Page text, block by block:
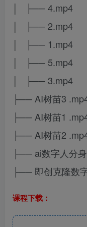
│ ├── 4.mp4
│ ├── 2.mp4
│ ├── 1.mp4
│ ├── 5.mp4
│ ├── 3.mp4
├── AI树苗3
├── AI树苗1
├── AI树苗2
├── ai数字人分
├── 即创克隆数
课程下载：